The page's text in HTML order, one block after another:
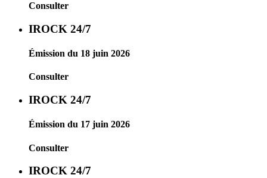
Consulter
IROCK 24/7
Émission du 18 juin 2026
Consulter
IROCK 24/7
Émission du 17 juin 2026
Consulter
IROCK 24/7